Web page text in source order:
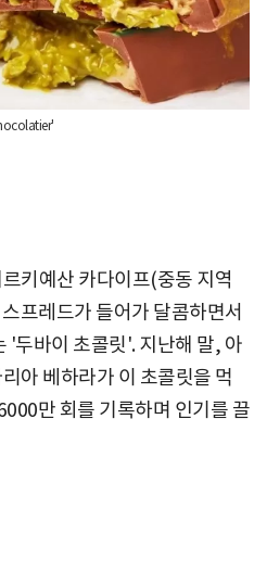
키예산 카다이프(중동 지역
프레드가 들어가 달콤하면서
'두바이 초콜릿'. 지난해 말, 아
아 베하라가 이 초콜릿을 먹
만 회를 기록하며 인기를 끌